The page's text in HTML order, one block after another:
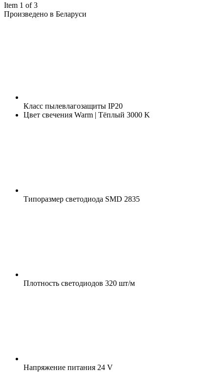
Item 1 of 3
Произведено в Беларуси
Класс пылевлагозащиты IP20
Цвет свечения Warm | Тёплый 3000 K
Типоразмер светодиода SMD 2835
Плотность светодиодов 320 шт/м
Напряжение питания 24 V